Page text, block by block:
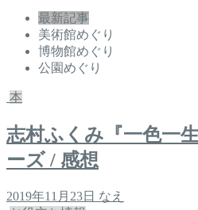
最新記事
美術館めぐり
博物館めぐり
公園めぐり
本
志村ふくみ『一色一
ーズ / 感想
2019年11月23日 なえ